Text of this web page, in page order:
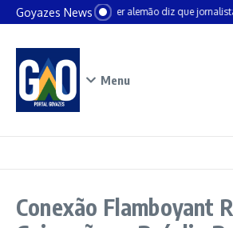
Ir para o conteúdo
Goyazes NewsChanceler alemão diz que
Menu
Conexão Flamboyant